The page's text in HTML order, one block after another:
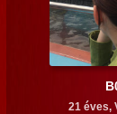
21 éves,